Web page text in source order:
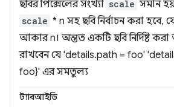
ছবির পিক্সেলের সংখ্যা scale সমান
scale * n সহ ছবি নির্বাচন করা হবে,
আকার n। অন্তত একটি ছবি নির্দিষ্ট
রাখবেন যে 'details.path = foo'
foo}' এর সমতুল্য
ট্যাবআইডি